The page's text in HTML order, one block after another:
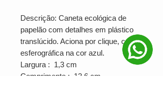
Descrição: Caneta ecológica de
papelão com detalhes em plástico
translúcido. Aciona por clique, carga
esferográfica na cor azul.
Largura : 1,3 cm
Comprimento : 13,6 cm